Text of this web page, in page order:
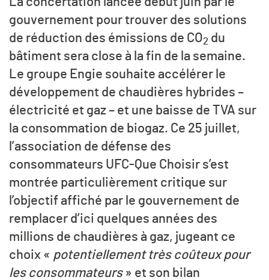
gouvernement pour trouver des solutions
de réduction des émissions de CO2 du
bâtiment sera close à la fin de la semaine.
Le groupe Engie souhaite accélérer le
développement de chaudières hybrides –
électricité et gaz – et une baisse de TVA sur
la consommation de biogaz. Ce 25 juillet,
l’association de défense des
consommateurs UFC-Que Choisir s’est
montrée particulièrement critique sur
l’objectif affiché par le gouvernement de
remplacer d’ici quelques années des
millions de chaudières à gaz, jugeant ce
choix « potentiellement très coûteux pour
les consommateurs» et son bilan